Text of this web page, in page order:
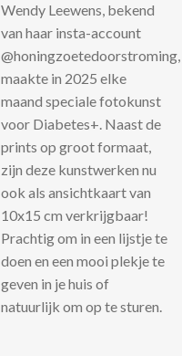
Wendy Leewens, bekend
van haar insta-account
@honingzoetedoorstroming,
maakte in 2025 elke
maand speciale fotokunst
voor Diabetes+. Naast de
prints op groot formaat,
zijn deze kunstwerken nu
ook als ansichtkaart van
10x15 cm verkrijgbaar!
Prachtig om in een lijstje te
doen en een mooi plekje te
geven in je huis of
natuurlijk om op te sturen.